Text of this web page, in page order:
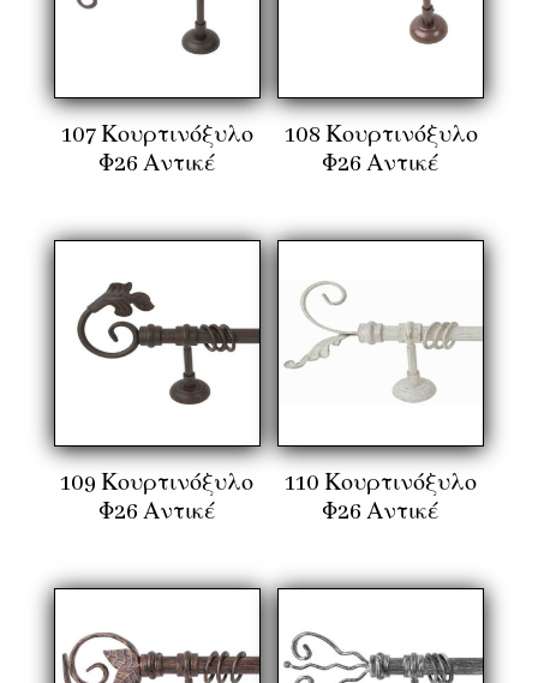
107 Κουρτινόξυλο
Φ26 Αντικέ
108 Κουρτινόξυλο
Φ26 Αντικέ
109 Κουρτινόξυλο
Φ26 Αντικέ
110 Κουρτινόξυλο
Φ26 Αντικέ